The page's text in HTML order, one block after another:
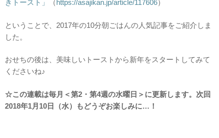
きトースト」
（https://asajikan.jp/article/117606）
ということで、2017年の10分朝ごはんの人気記事をご紹介しま
した。
おせちの後は、美味しいトーストから新年をスタートしてみて
くださいね♪
☆この連載は毎月＜第2・第4週の水曜日＞に更新します。次回
2018年1月10日（水）もどうぞお楽しみに…！